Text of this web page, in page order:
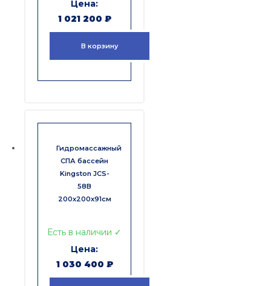
1 021 200 ₽
В корзину
Гидромассажный
СПА бассейн
Kingston JCS-
58B
200x200x91см
Есть в наличии ✓
1 030 400 ₽